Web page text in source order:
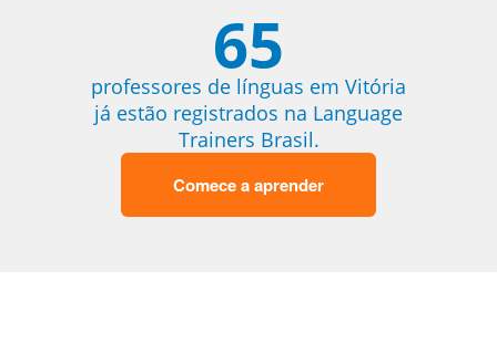
65
professores de línguas em Vitória
já estão registrados na Language
Trainers Brasil.
Comece a aprender